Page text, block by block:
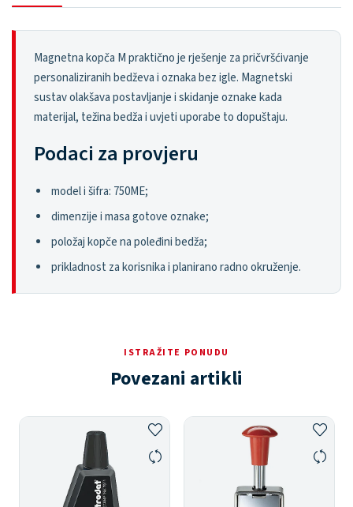
Magnetna kopča M praktično je rješenje za pričvršćivanje
personaliziranih bedževa i oznaka bez igle. Magnetski
sustav olakšava postavljanje i skidanje oznake kada
materijal, težina bedža i uvjeti uporabe to dopuštaju.
Podaci za provjeru
model i šifra: 750ME;
dimenzije i masa gotove oznake;
položaj kopče na poleđini bedža;
prikladnost za korisnika i planirano radno okruženje.
ISTRAŽITE PONUDU
Povezani artikli